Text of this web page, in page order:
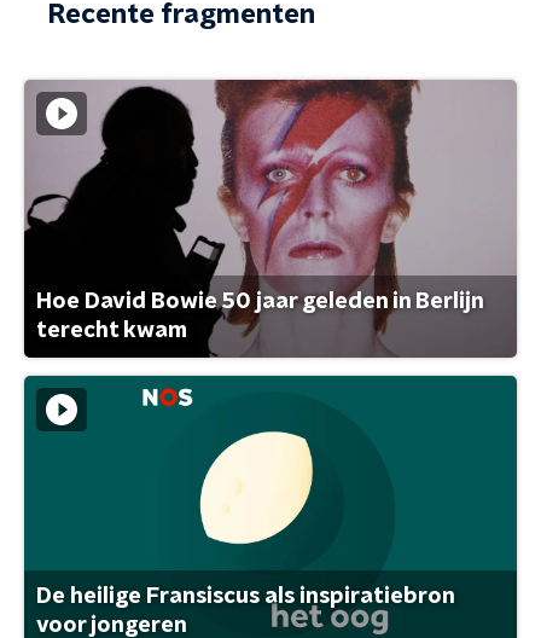
Recente fragmenten
Hoe David Bowie 50 jaar geleden in Berlijn
terecht kwam
De heilige Fransiscus als inspiratiebron
voor jongeren